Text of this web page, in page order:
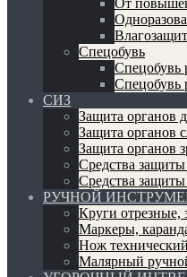
От
Спецобувь
Спецобувь
Спецобувь
СИЗ
Защита органов
Защита органов
Защита органов
Средства
Средства
РУЧНОЙ
Круги отрезные,
Маркеры,
Нож
Малярный